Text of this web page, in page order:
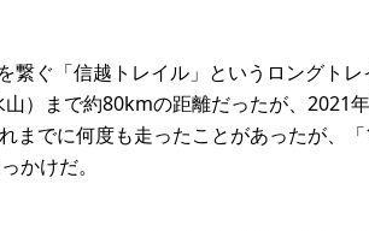
ぐ「信越トレイル」というロングトレ
）まで約80kmの距離だったが、2021
までに何度も走ったことがあったが、
かけだ。